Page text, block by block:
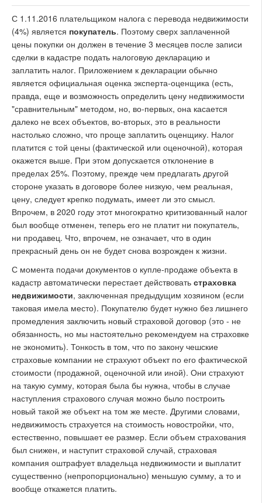
С 1.11.2016 плательщиком налога с перевода недвижимости
(4%) является покупатель. Поэтому сверх заплаченной
цены покупки он должен в течение 3 месяцев после записи
сделки в кадастре подать налоговую декларацию и
заплатить налог. Приложением к декларации обычно
является официальная оценка эксперта-оценщика (есть,
правда, еще и возможность определить цену недвижимости
"сравнительным" методом, но, во-первых, она касается
далеко не всех объектов, во-вторых, это в реальности
настолько сложно, что проще заплатить оценщику. Налог
платится с той цены (фактической или оценочной), которая
окажется выше. При этом допускается отклонение в
пределах 25%. Поэтому, прежде чем предлагать другой
стороне указать в договоре более низкую, чем реальная,
цену, следует крепко подумать, имеет ли это смысл.
Впрочем, в 2020 году этот многократно критизованный налог
был вообще отменен, теперь его не платит ни покупатель,
ни продавец. Что, впрочем, не означает, что в один
прекрасный день он не будет снова возрожден к жизни.
С момента подачи документов о купле-продаже объекта в
кадастр автоматически перестает действовать страховка
недвижимости, заключенная предыдущим хозяином (если
таковая имела место). Покупателю будет нужно без лишнего
промедления заключить новый страховой договор (это - не
обязанность, но мы настоятельно рекомендуем на страховке
не экономить). Тонкость в том, что по закону чешские
страховые компании не страхуют объект по его фактической
стоимости (продажной, оценочной или иной). Они страхуют
на такую сумму, которая была бы нужна, чтобы в случае
наступления страхового случая можно было построить
новый такой же объект на том же месте. Другими словами,
недвижимость страхуется на стоимость новостройки, что,
естественно, повышает ее размер. Если объем страхования
был снижен, и наступит страховой случай, страховая
компания оштрафует владельца недвижимости и выплатит
существенно (непропорционально) меньшую сумму, а то и
вообще откажется платить.